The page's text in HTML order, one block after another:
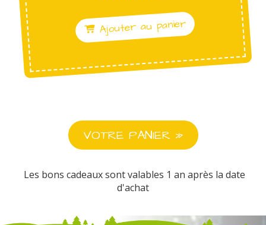
Ajouter au panier
Les bons cadeaux sont valables 1 an après la date
d'achat